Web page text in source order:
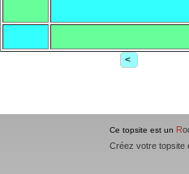
<
Ce topsite est un R
Créez votre topsite